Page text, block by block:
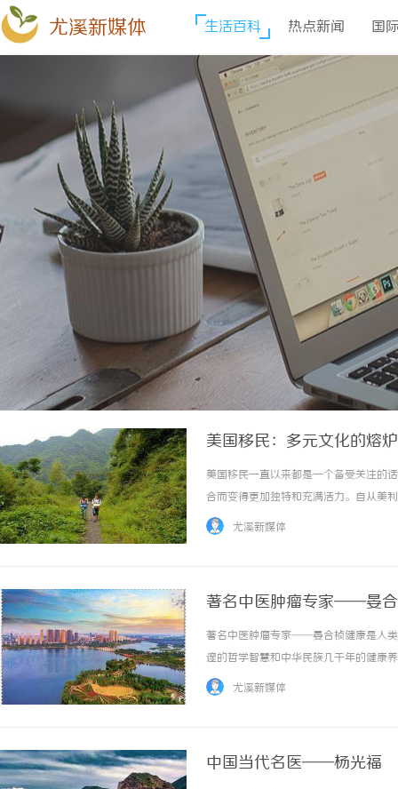
尤溪新媒体 生活百科 热点新闻 国
美国移民：多元文化的熔炉
美国移民一直以来都是一个备受关注的
合而变得更加独特和充满活力。自从美
的欧洲殖民者到现在的各种族裔，美国
尤溪新媒体
著名中医肿瘤专家——晏
著名中医肿瘤专家——晏合桢健康是人类
邃的哲学智慧和中华民族几千年的健康
国中发挥不可替代作用。中医药起源于
尤溪新媒体
中国当代名医——杨光福